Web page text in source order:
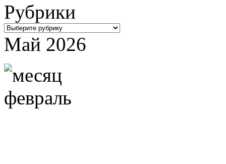
Рубрики
Рубрики
Май 2026